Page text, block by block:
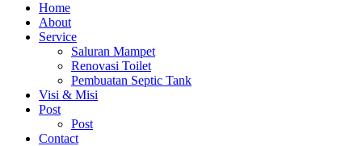
Home
About
Service
Saluran Mampet
Renovasi Toilet
Pembuatan Septic Tank
Visi & Misi
Post
Post
Contact